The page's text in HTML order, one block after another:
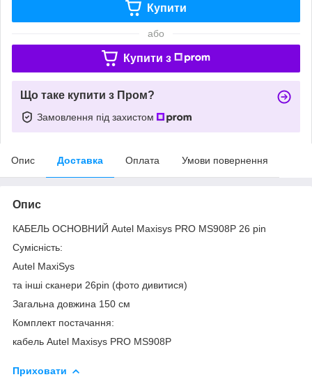
Купити
або
Купити з
Що таке купити з Пром?
Замовлення під захистом
Опис Доставка Оплата Умови повернення
Опис
КАБЕЛЬ ОСНОВНИЙ Autel Maxisys PRO MS908P 26 pin
Сумісність:
Autel MaxiSys
та інші сканери 26pin (фото дивитися)
Загальна довжина 150 см
Комплект постачання:
кабель Autel Maxisys PRO MS908P
Приховати